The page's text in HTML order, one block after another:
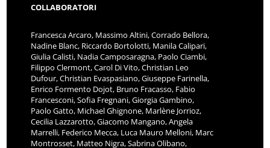
COLLABORATORI
Francesca Arcaro, Massimo Altini, Corrado Bellora,
Nadine Blanc, Riccardo Bortolotti, Manila Calipari,
Giulia Calisti, Nadia Camposaragna, Paolo Ciambi,
Filippo Clermont, Carol Di Vito, Christian Leo
Dufour, Christian Evaspasiano, Giuseppe Farinella,
Enrico Formento Dojot, Bruno Fracasso, Fabio
Francesconi, Sofia Fregnani, Giorgia Gambino,
Paolo Gatto, Michael Ghignone, Marlène Jorrioz,
Cecilia Lazzarotto, Giacomo Mangano, Angela
Marrelli, Federico Mecca, Luca Mauro Melloni, Marc
Montrosset, Matteo Nigra, Sabrina Olibano,